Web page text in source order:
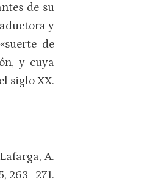
de su
y
de
y cuya
siglo XX.
A.
263–271.